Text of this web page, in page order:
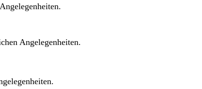
Angelegenheiten.